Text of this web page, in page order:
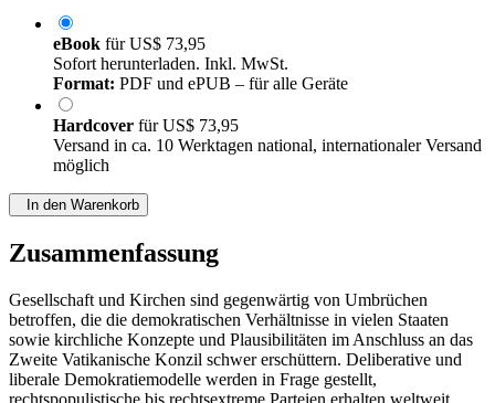
eBook fürUS$ 73,95
Sofort herunterladen. Inkl. MwSt.
Format: PDF und ePUB – für alle Geräte
Hardcover fürUS$ 73,95
Versand in ca. 10 Werktagen national, internationaler Versand
möglich
In den Warenkorb
Zusammenfassung
Gesellschaft und Kirchen sind gegenwärtig von Umbrüchen
betroffen, die die demokratischen Verhältnisse in vielen Staaten
sowie kirchliche Konzepte und Plausibilitäten im Anschluss an das
Zweite Vatikanische Konzil schwer erschüttern. Deliberative und
liberale Demokratiemodelle werden in Frage gestellt,